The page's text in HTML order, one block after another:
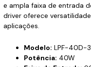
e ampla faixa de entrada
driver oferece
aplicações.
Modelo: LPF-40D-
Potência: 40W